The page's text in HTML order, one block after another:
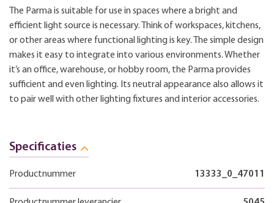
The Parma is suitable for use in spaces where a bright and
efficient light source is necessary. Think of workspaces, kitchens,
or other areas where functional lighting is key. The simple design
makes it easy to integrate into various environments. Whether
it’s an office, warehouse, or hobby room, the Parma provides
sufficient and even lighting. Its neutral appearance also allows it
to pair well with other lighting fixtures and interior accessories.
Specificaties
Productnummer 13333_0_47011